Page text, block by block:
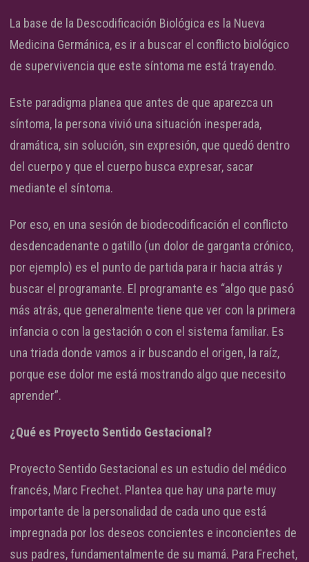
La base de la Descodificación Biológica es la Nueva
Medicina Germánica, es ir a buscar el conflicto biológico
de supervivencia que este síntoma me está trayendo.
Este paradigma planea que antes de que aparezca un
síntoma, la persona vivió una situación inesperada,
dramática, sin solución, sin expresión, que quedó dentro
del cuerpo y que el cuerpo busca expresar, sacar
mediante el síntoma.
Por eso, en una sesión de biodecodificación el conflicto
desdencadenante o gatillo (un dolor de garganta crónico,
por ejemplo) es el punto de partida para ir hacia atrás y
buscar el programante. El programante es “algo que pasó
más atrás, que generalmente tiene que ver con la primera
infancia o con la gestación o con el sistema familiar. Es
una triada donde vamos a ir buscando el origen, la raíz,
porque ese dolor me está mostrando algo que necesito
aprender”.
¿Qué es Proyecto Sentido Gestacional?
Proyecto Sentido Gestacional es un estudio del médico
francés, Marc Frechet. Plantea que hay una parte muy
importante de la personalidad de cada uno que está
impregnada por los deseos concientes e inconcientes de
sus padres, fundamentalmente de su mamá. Para Frechet,